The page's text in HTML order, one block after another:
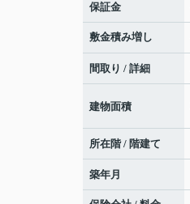
保証金
敷金積み増し
間取り / 詳細
建物面積
所在階 / 階建て
築年月